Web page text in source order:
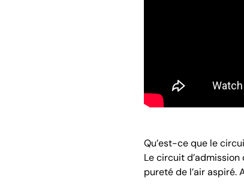
Qu’est-ce que le
Le circuit
pureté de l’air aspiré.